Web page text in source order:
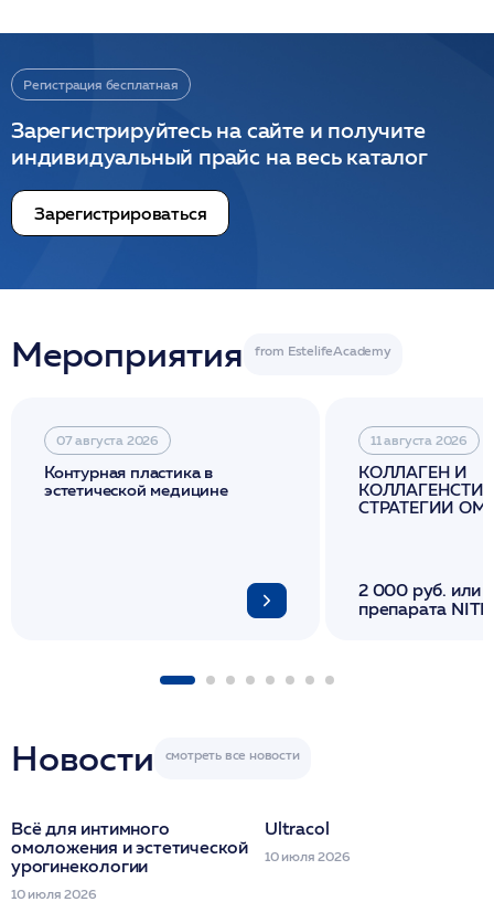
Регистрация бесплатная
Зарегистрируйтесь на сайте и получите
индивидуальный прайс на весь каталог
Зарегистрироваться
Мероприятия
07 августа 2026
Контурная пластика в
эстетической медицине
11 августа 2026
КОЛЛАГЕН И
СТРАТЕГИИ
2 000 руб. или
препарата
Новости
Всё для интимного
омоложения и эстетической
урогинекологии
10 июля 2026
Ultracol
10 июля 2026